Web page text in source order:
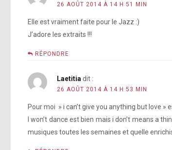
26 AOÛT 2014 À 14 H 51 MIN
Elle est vraiment faite pour le Jazz :)
J’adore les extraits !!!
RÉPONDRE
Laetitiadit :
26 AOÛT 2014 À 14 H 53 MIN
Pour moi » i can’t give you anything but love
I won’t dance est bien mais i don’t means a
musiques toutes les semaines et quelle